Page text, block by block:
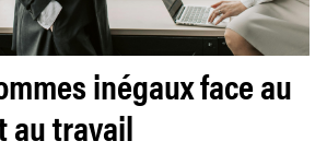
inégaux face au
au travail